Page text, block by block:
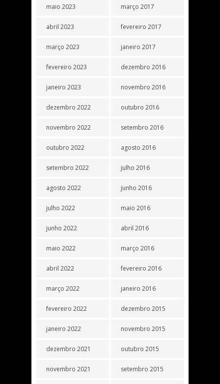
maio 2023
abril 2023
março 2023
fevereiro 2023
janeiro 2023
dezembro 2022
novembro 2022
outubro 2022
setembro 2022
agosto 2022
julho 2022
junho 2022
maio 2022
abril 2022
março 2022
fevereiro 2022
janeiro 2022
dezembro 2021
novembro 2021
março 2017
fevereiro 2017
janeiro 2017
dezembro 2016
novembro 2016
outubro 2016
setembro 2016
agosto 2016
julho 2016
junho 2016
maio 2016
abril 2016
março 2016
fevereiro 2016
janeiro 2016
dezembro 2015
novembro 2015
outubro 2015
setembro 2015